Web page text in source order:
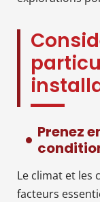
Prenez
Le climat et les
facteurs